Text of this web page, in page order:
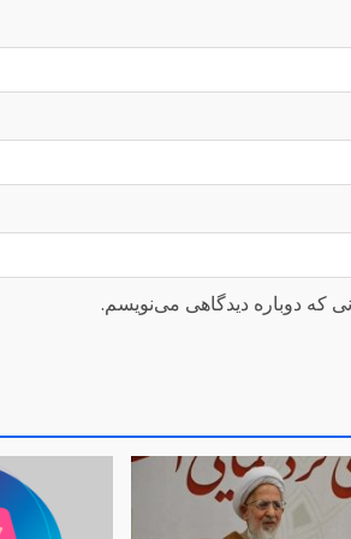
که دوباره دیدگاهی می‌نویسم.